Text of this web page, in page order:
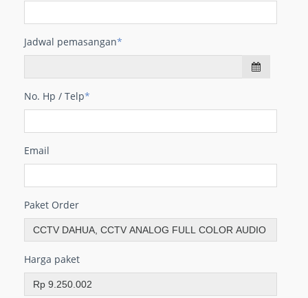
Jadwal pemasangan*
No. Hp / Telp*
Email
Paket Order
Harga paket